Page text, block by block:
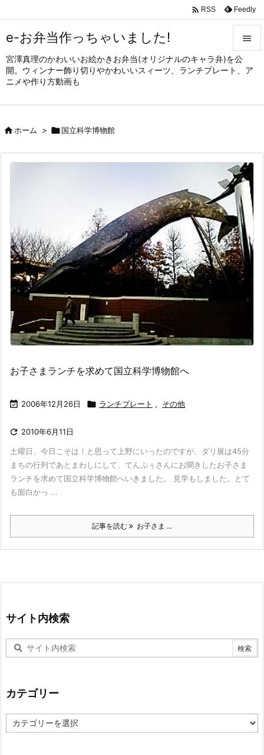
e-お弁当作っちゃいました!
宮澤真理のかわいいお絵かきお弁当(オリジナルのキャラ弁)を公
開。ウィンナー飾り切りやかわいいスィーツ、ランチプレート、ア
ニメや作り方動画も


メニュ
サイド

次へ

検索
 RSS Feedly
ホーム > 国立科学博物館
お子さまランチを求めて国立科学博物館へ
 2006年12月26日  ランチプレート , その他
 2010年6月11日
土曜日、今日こそは！と思って上野にいったのですが、ダリ展は45分
まちの行列であとまわしにして、てんぷぅさんにお聞きしたお子さま
ランチを求めて国立科学博物館へいきました。 見学もしました。とて
も面白かっ ...
記事を読む お子さま ...
サイト内検索
カテゴリー
テ